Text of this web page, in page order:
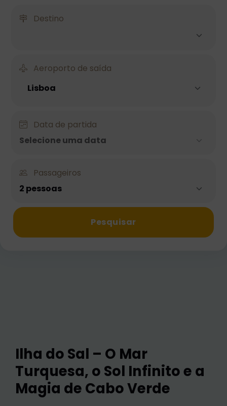
Destino
Aeroporto de saída
Data de partida
Selecione uma data
Passageiros
2 pessoas
Pesquisar
Ilha do Sal – O Mar
Turquesa, o Sol Infinito e a
Magia de Cabo Verde